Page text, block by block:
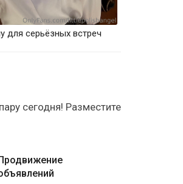
для серьёзных встреч
сегодня! Разместите
Продвижение